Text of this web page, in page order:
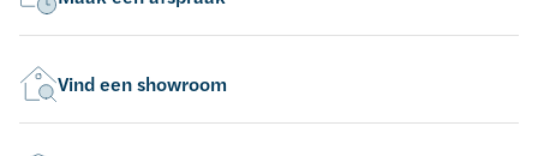
Vind een showroom